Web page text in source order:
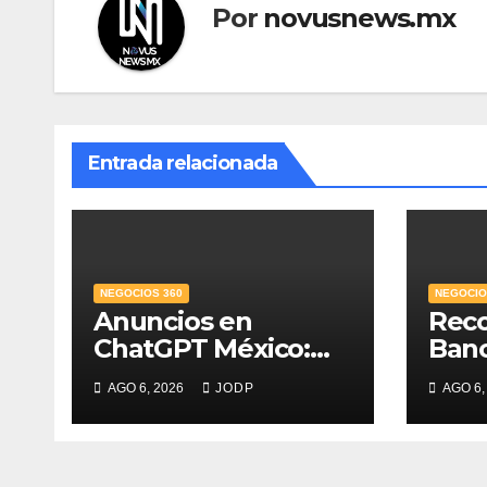
Por novusnews.mx
Entrada relacionada
NEGOCIOS 360
Anuncios en
ChatGPT México:
¿quién los verá y
qué pasará con las
conversaciones?
AGO 6, 2026 JODP
del
AGO